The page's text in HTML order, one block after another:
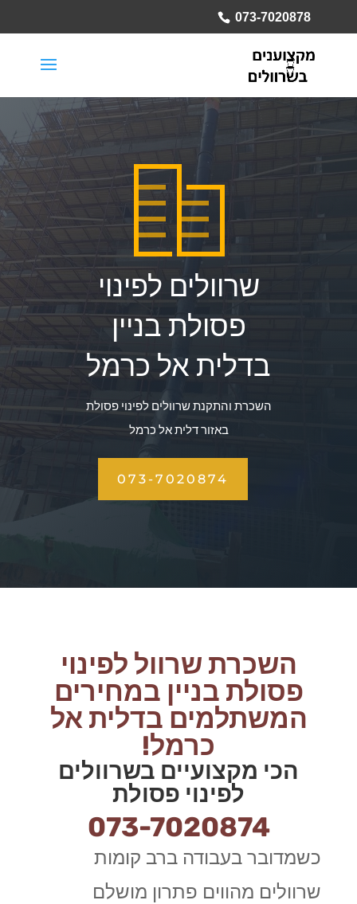
073-7020878
שרוולים לפינוי
פסולת בניין
בדלית אל כרמל
השכרת והתקנת שרוולים לפינוי פסולת
באזור דלית אל כרמל
073-7020874
השכרת שרוול לפינוי
פסולת בניין במחירים
המשתלמים בדלית אל
כרמל!
הכי מקצועיים בשרוולים
לפינוי פסולת
073-7020874
כשמדובר בעבודה ברב קומות
שרוולים מהווים פתרון מושלם